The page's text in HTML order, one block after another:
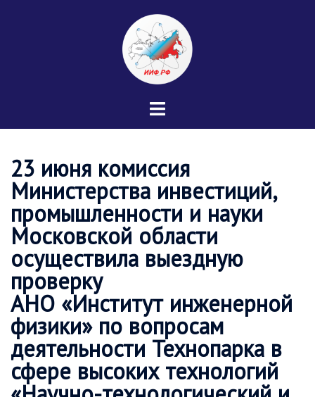
Переключатель
23 июня комиссия
Министерства инвестиций,
промышленности и науки
Московской области
осуществила выездную
проверку
АНО «Институт инженерной
физики» по вопросам
деятельности Технопарка в
сфере высоких технологий